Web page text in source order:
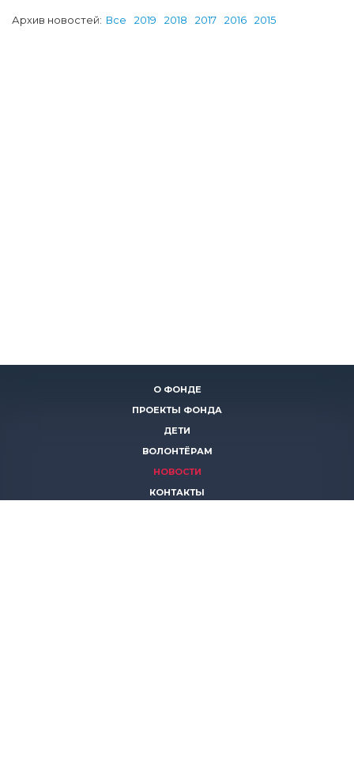
Архив новостей: Все 2019 2018 2017 2016 2015
О ФОНДЕ
ПРОЕКТЫ ФОНДА
ДЕТИ
ВОЛОНТЁРАМ
НОВОСТИ
КОНТАКТЫ